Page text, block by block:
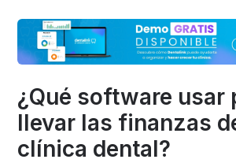
¿Qué software usar
llevar las finanzas
clínica dental?